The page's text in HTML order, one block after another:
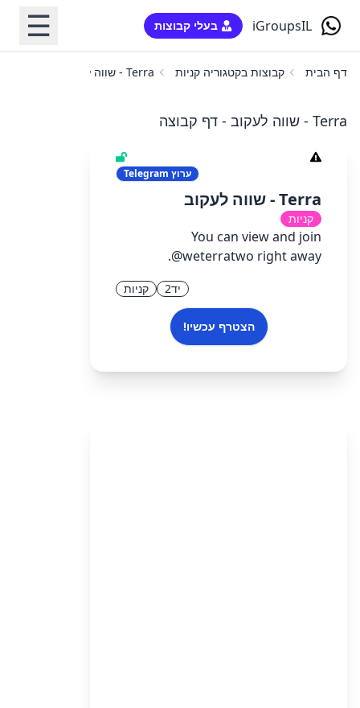
iGroupsIL בעלי קבוצות ☰
דף הבית קבוצות בקטגוריה קניות Terra - שווה לעקוב
Terra - שווה לעקוב - דף קבוצה
ערוץ
Terra - שווה לעקוב
קניות
You can view and join
@weterratwo right away.
יד2 קניות
הצטרף עכשיו!